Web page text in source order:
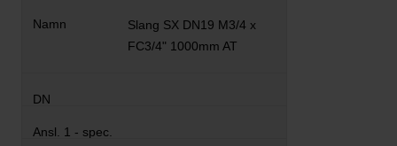
Slang SX DN19 M3/4 x
FC3/4" 1000mm AT